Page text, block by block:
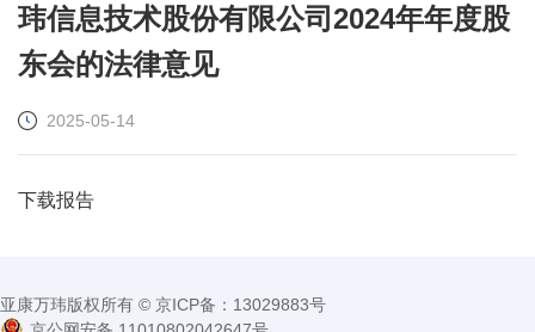
玮信息技术股份有限公司2024年年度股
东会的法律意见
2025-05-14
下载报告
亚康万玮版权所有 © 京ICP备：13029883号